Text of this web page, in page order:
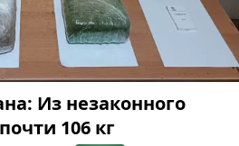
Из незаконного
106 кг